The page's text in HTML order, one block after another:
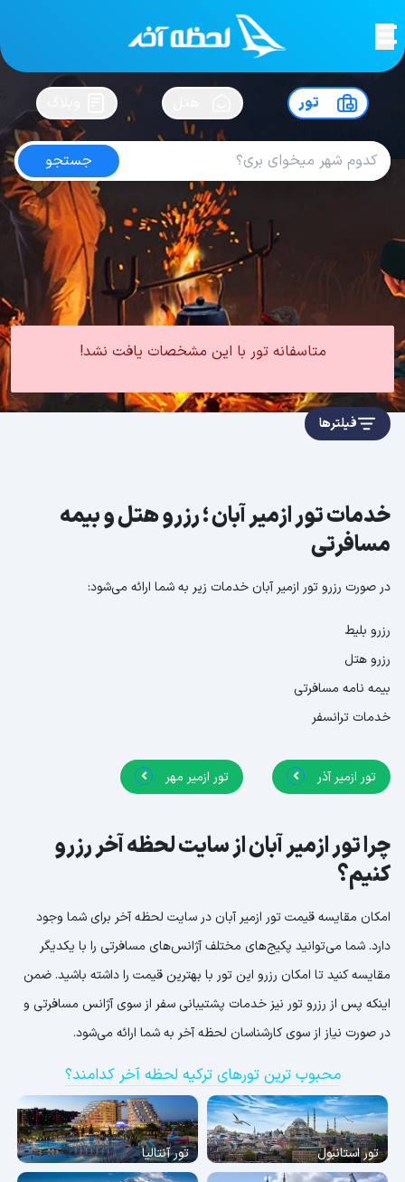
لحظه آخرسفرت رو بساز !
تور
جستجو
تور ازمیر آبان
امتیاز5 از5| از100 کاربر
تور ترکیه تور ازمیر
تور ازمیر پاییز
متاسفانه تور با این مشخصات یافت نشد!
فیلترها
خدمات تور ازمیر آبان ؛ رزرو هتل و بیمه
مسافرتی
در صورت رزرو تور ازمیر آبان خدمات زیر به شما ارائه می‌شود:
رزرو بلیط
رزرو هتل
بیمه نامه مسافرتی
خدمات ترانسفر
تور ازمیر آذر تور ازمیر مهر
چرا تور ازمیر آبان از سایت لحظه آخر رزرو
کنیم؟
امکان مقایسه قیمت تور ازمیر آبان در سایت لحظه آخر برای شما وجود
دارد. شما می‌توانید پکیج‌های مختلف آژانس‌های مسافرتی را با یکدیگر
مقایسه کنید تا امکان رزرو این تور با بهترین قیمت را داشته باشید. ضمن
اینکه پس از رزرو تور نیز خدمات پشتیبانی سفر از سوی آژانس مسافرتی و
در صورت نیاز از سوی کارشناسان لحظه آخر به شما ارائه می‌شود.
محبوب ترین تورهای ترکیه لحظه آخر کدامند؟
تور استانبول تور آنتالیا